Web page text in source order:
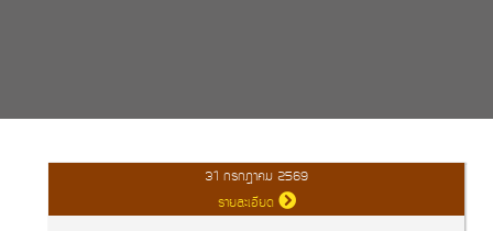
31 กรกฎาคม 2569
รายละเอียด